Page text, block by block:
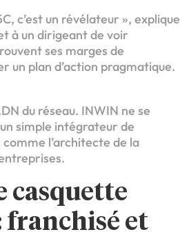
c’est un révélateur », explique
à un dirigeant de voir
ses marges de
un plan d’action pragmatique.
du réseau. INWIN ne se
simple intégrateur de
l’architecte de la
casquette
franchisé et